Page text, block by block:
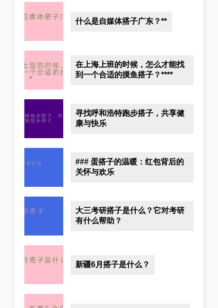
什么是自媒体搭子广东？**
在上海上班的时候，怎么才能找
到一个合适的摸鱼搭子？****
寻找呼和浩特跑步搭子，共享健
康与快乐
### 蛋搭子的温暖：红包背后的
关怀与欢乐
大三考研搭子是什么？它对考研
有什么帮助？
新疆6月搭子是什么？